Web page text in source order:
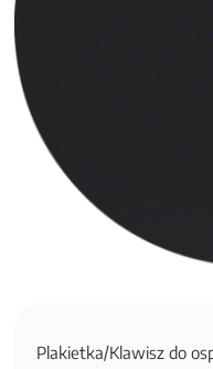
Plakietka/Klawisz do